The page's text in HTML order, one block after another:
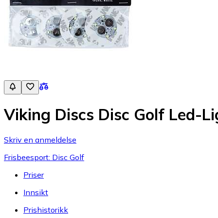
Viking Discs Disc Golf Led-
Skriv en anmeldelse
Frisbeesport: Disc Golf
Priser
Innsikt
Prishistorikk